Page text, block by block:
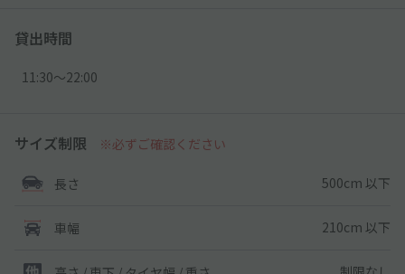
貸出時間
11:30〜22:00
サイズ制限 ※必ずご確認ください
長さ 500cm 以下
車幅 210cm 以下